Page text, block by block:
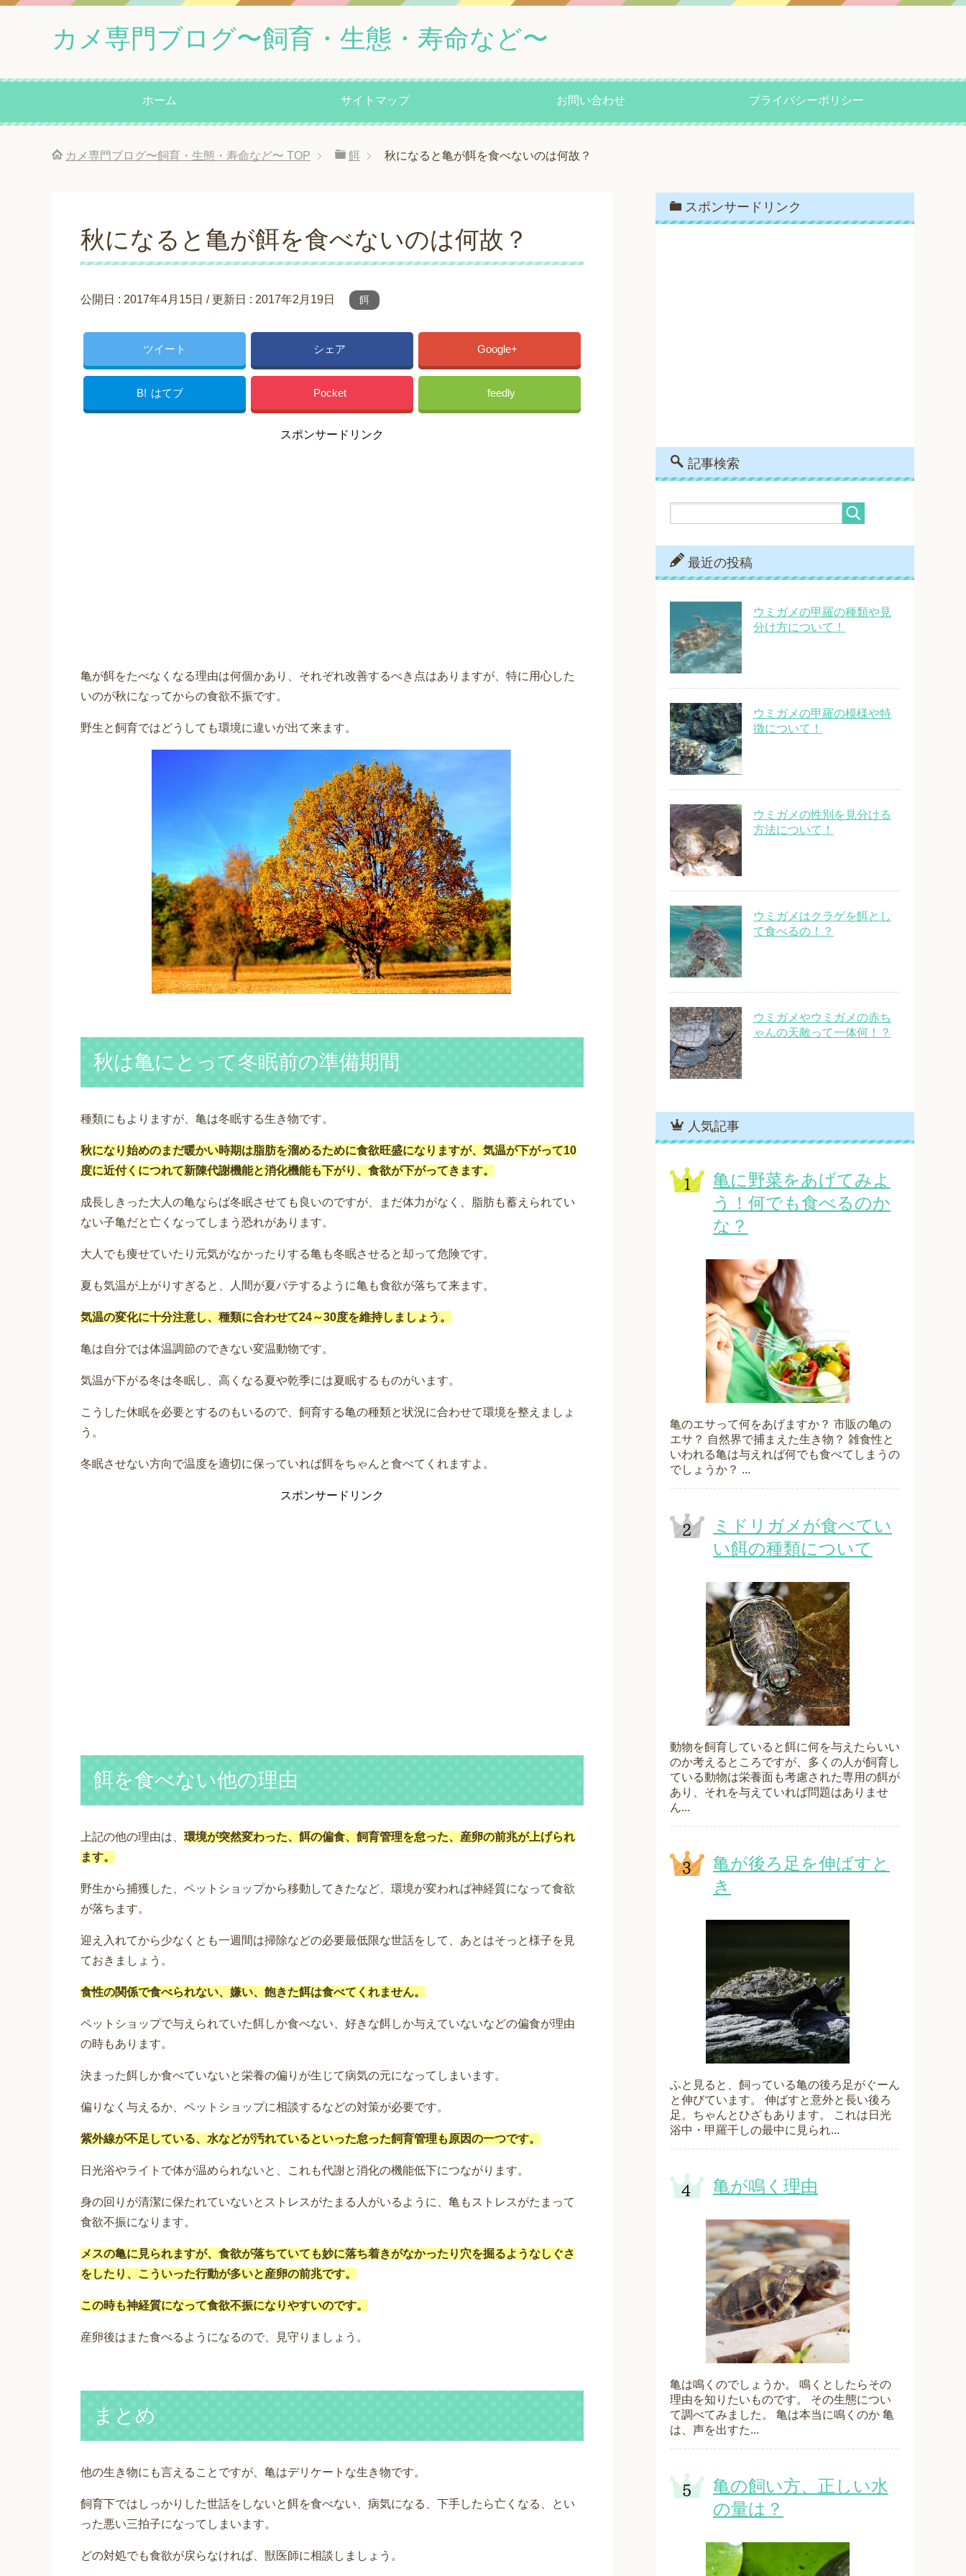
カメ専門ブログ〜飼育・生態・寿命など〜
ホーム サイトマップ お問い合わせ プライバシーポリシー
カメ専門ブログ〜飼育・生態・寿命など〜 TOP 餌 秋になると亀が餌を食べないのは何故？
秋になると亀が餌を食べないのは何故？
公開日 : 2017年4月15日 / 更新日 : 2017年2月19日 餌
ツイート シェア Google+
B! はてブ Pocket feedly
スポンサードリンク
亀が餌をたべなくなる理由は何個かあり、それぞれ改善するべき点はありますが、特に用心した
いのが秋になってからの食欲不振です。
野生と飼育ではどうしても環境に違いが出て来ます。
秋は亀にとって冬眠前の準備期間
種類にもよりますが、亀は冬眠する生き物です。
秋になり始めのまだ暖かい時期は脂肪を溜めるために食欲旺盛になりますが、気温が下がって10
度に近付くにつれて新陳代謝機能と消化機能も下がり、食欲が下がってきます。
成長しきった大人の亀ならば冬眠させても良いのですが、まだ体力がなく、脂肪も蓄えられてい
ない子亀だと亡くなってしまう恐れがあります。
大人でも痩せていたり元気がなかったりする亀も冬眠させると却って危険です。
夏も気温が上がりすぎると、人間が夏バテするように亀も食欲が落ちて来ます。
気温の変化に十分注意し、種類に合わせて24～30度を維持しましょう。
亀は自分では体温調節のできない変温動物です。
気温が下がる冬は冬眠し、高くなる夏や乾季には夏眠するものがいます。
こうした休眠を必要とするのもいるので、飼育する亀の種類と状況に合わせて環境を整えましょ
う。
冬眠させない方向で温度を適切に保っていれば餌をちゃんと食べてくれますよ。
スポンサードリンク
餌を食べない他の理由
上記の他の理由は、 環境が突然変わった、餌の偏食、飼育管理を怠った、産卵の前兆が上げられ
ます。
野生から捕獲した、ペットショップから移動してきたなど、環境が変われば神経質になって食欲
が落ちます。
迎え入れてから少なくとも一週間は掃除などの必要最低限な世話をして、あとはそっと様子を見
ておきましょう。
食性の関係で食べられない、嫌い、飽きた餌は食べてくれません。
ペットショップで与えられていた餌しか食べない、好きな餌しか与えていないなどの偏食が理由
の時もあります。
決まった餌しか食べていないと栄養の偏りが生じて病気の元になってしまいます。
偏りなく与えるか、ペットショップに相談するなどの対策が必要です。
紫外線が不足している、水などが汚れているといった怠った飼育管理も原因の一つです。
日光浴やライトで体が温められないと、これも代謝と消化の機能低下につながります。
身の回りが清潔に保たれていないとストレスがたまる人がいるように、亀もストレスがたまって
食欲不振になります。
メスの亀に見られますが、食欲が落ちていても妙に落ち着きがなかったり穴を掘るようなしぐさ
をしたり、こういった行動が多いと産卵の前兆です。
この時も神経質になって食欲不振になりやすいのです。
産卵後はまた食べるようになるので、見守りましょう。
まとめ
他の生き物にも言えることですが、亀はデリケートな生き物です。
飼育下ではしっかりした世話をしないと餌を食べない、病気になる、下手したら亡くなる、とい
った悪い三拍子になってしまいます。
どの対処でも食欲が戻らなければ、獣医師に相談しましょう。
スポンサードリンク
記事検索
最近の投稿
ウミガメの甲羅の種類や見
分け方について！
ウミガメの甲羅の模様や特
徴について！
ウミガメの性別を見分ける
方法について！
ウミガメはクラゲを餌とし
て食べるの！？
ウミガメやウミガメの赤ち
ゃんの天敵って一体何！？
人気記事
亀に野菜をあげてみよ
う！何でも食べるのか
な？
亀のエサって何をあげますか？ 市販の亀の
エサ？ 自然界で捕まえた生き物？ 雑食性と
いわれる亀は与えれば何でも食べてしまうの
でしょうか？ ...
ミドリガメが食べてい
い餌の種類について
動物を飼育していると餌に何を与えたらいい
のか考えるところですが、多くの人が飼育し
ている動物は栄養面も考慮された専用の餌が
あり、それを与えていれば問題はありませ
ん...
亀が後ろ足を伸ばすと
き
ふと見ると、飼っている亀の後ろ足がぐーん
と伸びています。 伸ばすと意外と長い後ろ
足。ちゃんとひざもあります。 これは日光
浴中・甲羅干しの最中に見られ...
亀が鳴く理由
亀は鳴くのでしょうか。 鳴くとしたらその
理由を知りたいものです。 その生態につい
て調べてみました。 亀は本当に鳴くのか 亀
は、声を出すた...
亀の飼い方、正しい水
の量は？